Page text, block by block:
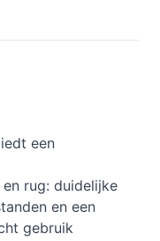
een
rug: duidelijke
en een
gebruik